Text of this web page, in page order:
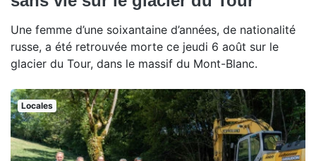
Une femme d’une soixantaine d’années, de nationalité
russe, a été retrouvée morte ce jeudi 6 août sur le
glacier du Tour, dans le massif du Mont-Blanc.
Locales